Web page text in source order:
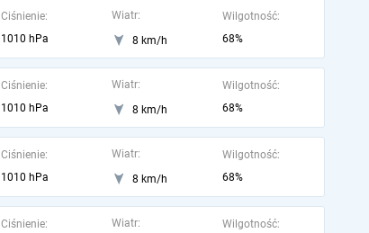
Ciśnienie:
1010 hPa
Wiatr:
8 km/h
Wilgotność:
68%
Ciśnienie:
1010 hPa
Wiatr:
8 km/h
Wilgotność:
68%
Ciśnienie:
1010 hPa
Wiatr:
8 km/h
Wilgotność:
68%
Ciśnienie:
Wiatr:
Wilgotność: